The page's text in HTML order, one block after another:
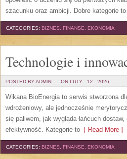
szacunku oraz ambicji. Dobre kategorie
CATEGORIES: BIZNES, FINANSE, EKONOMIA
Technologie i
POSTED BY ADMIN ON LUTY - 12 - 2026
Wikana BioEnergia to serwis stworzona
wdrożeniowy, ale jednocześnie
się paliwem, jak wygląda łańcuch
efektywność. Kategorie to [ Read More ]
CATEGORIES: BIZNES, FINANSE, EKONOMIA